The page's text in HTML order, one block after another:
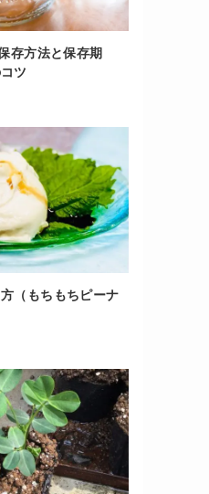
存方法と保存期
ツ
（もちもちピーナ